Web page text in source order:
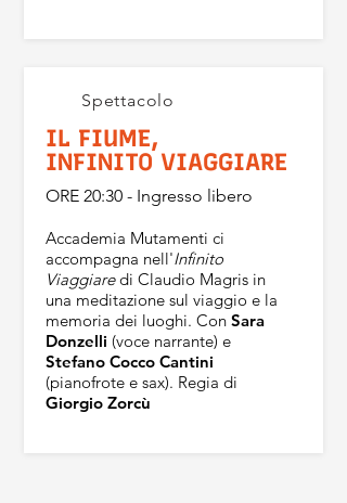
Spettacolo
IL FIUME,
INFINITO VIAGGIARE
ORE 20:30 - Ingresso libero
​Accademia Mutamenti ci
accompagna nell'Infinito
Viaggiaredi Claudio Magris in
una meditazione sul viaggio e la
memoria dei luoghi. Con Sara
Donzelli (voce narrante) e
Stefano Cocco Cantini
(pianofrote e sax). Regia di
Giorgio Zorcù